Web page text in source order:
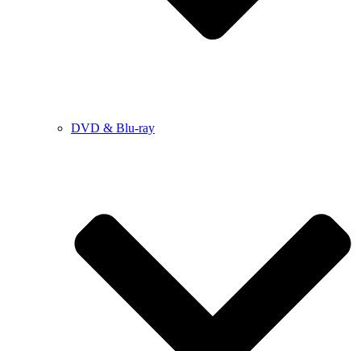
DVD & Blu-ray